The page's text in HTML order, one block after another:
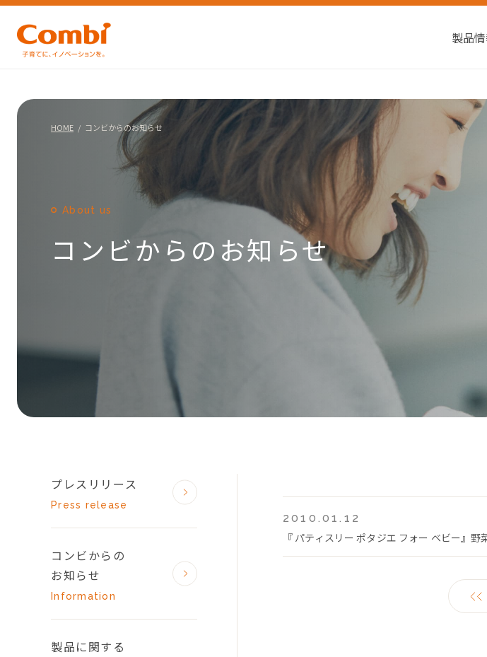
製品
HOME コンビからのお知らせ
About us
コンビからのお知らせ
2010.01.12
『 パティスリー ポタジエ フォー ベビー』
プレスリリース
Press release
コンビからの
お知らせ
Information
製品に関する